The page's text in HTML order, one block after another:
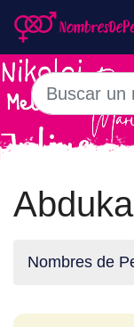
Nombres de